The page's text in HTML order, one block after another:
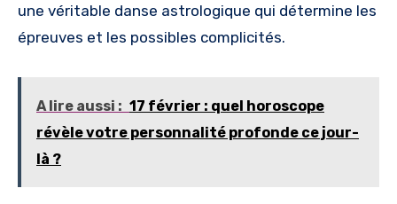
une véritable danse astrologique qui détermine les
épreuves et les possibles complicités.
A lire aussi : 17 février : quel horoscope
révèle votre personnalité profonde ce jour-
là ?